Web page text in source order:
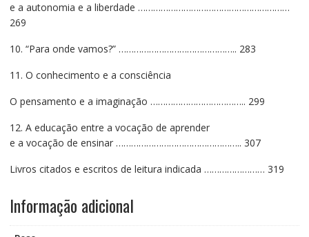
e a autonomia e a liberdade ……………………………………………………
269
10. “Para onde vamos?” ……………………………………….. 283
11. O conhecimento e a consciência
O pensamento e a imaginação ……………………………….. 299
12. A educação entre a vocação de aprender
e a vocação de ensinar ………………………………………….. 307
Livros citados e escritos de leitura indicada …………………… 319
Informação adicional